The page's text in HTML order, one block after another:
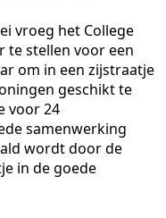
vroeg het College
te stellen voor een
om in een zijstraatje
geschikt te
voor 24
samenwerking
wordt door de
in de goede